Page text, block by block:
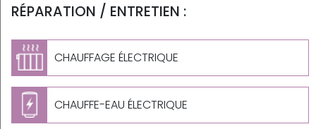
RÉPARATION / ENTRETIEN :
CHAUFFAGE ÉLECTRIQUE
CHAUFFE-EAU ÉLECTRIQUE